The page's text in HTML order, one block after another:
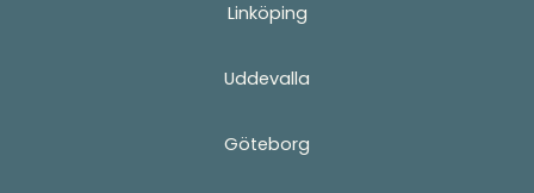
Linköping
Uddevalla
Göteborg